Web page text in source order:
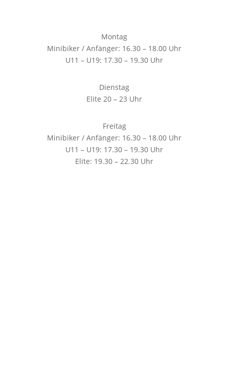
Montag
Minibiker / Anfänger: 16.30 – 18.00 Uhr
U11 – U19: 17.30 – 19.30 Uhr
Dienstag
Elite 20 – 23 Uhr
Freitag
Minibiker / Anfänger: 16.30 – 18.00 Uhr
U11 – U19: 17.30 – 19.30 Uhr
Elite: 19.30 – 22.30 Uhr